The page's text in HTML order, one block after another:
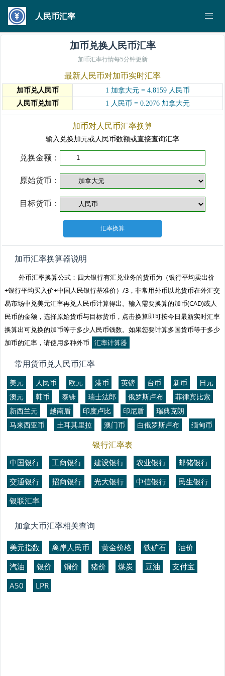
人民币汇率
加币兑换人民币汇率
加币汇率行情每5分钟更新
最新人民币对加币实时汇率
加币兑人民币
1 加拿大元 = 4.8159 人民币
人民币兑加币
1 人民币 = 0.2076 加拿大元
加币对人民币汇率换算
输入兑换加元或人民币数额或直接查询汇率
兑换金额：
原始货币：
目标货币：
加币汇率换算器说明
外币汇率换算公式：四大银行有汇兑业务的货币为（银行平均卖出价
+银行平均买入价+中国人民银行基准价）/3，非常用外币以此货币在外汇交
易市场中兑美元汇率再兑人民币计算得出。输入需要换算的加币(CAD)或人
民币的金额，选择原始货币与目标货币，点击换算即可按今日最新实时汇率
换算出可兑换的加币等于多少人民币钱数。如果您要计算多国货币等于多少
加币的汇率，请使用多种外币
汇率计算器
常用货币兑人民币汇率
美元 人民币 欧元 港币 英镑 台币 新币
日元
澳元
韩币 泰铢 瑞士法郎 俄罗斯卢布
菲律宾比索
新西兰元
越南盾 印度卢比 印尼盾
瑞典克朗
马来西亚币
土耳其里拉 澳门币 白俄罗斯卢布 缅甸币
银行汇率表
中国银行 工商银行 建设银行 农业银行
邮储银行
交通银行
招商银行 光大银行 中信银行
民生银行
银联汇率
加拿大币汇率相关查询
美元指数 离岸人民币 黄金价格 铁矿石
油价
汽油
银价 铜价 猪价 煤炭 豆油
支付宝
A50
LPR